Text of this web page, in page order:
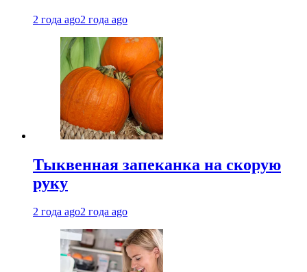
2 года ago2 года ago
Тыквенная запеканка на скорую
руку
2 года ago2 года ago